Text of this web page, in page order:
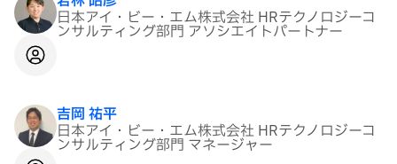
日本アイ・ビー・エム株式会社 HRテクノロジーコ
ンサルティング部門 アソシエイトパートナー
吉岡 祐平
日本アイ・ビー・エム株式会社 HRテクノロジーコ
ンサルティング部門 マネージャー